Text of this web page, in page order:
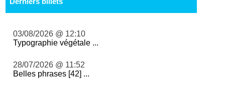
03/08/2026 @ 12:10
Typographie végétale ...
28/07/2026 @ 11:52
Belles phrases [42] ...